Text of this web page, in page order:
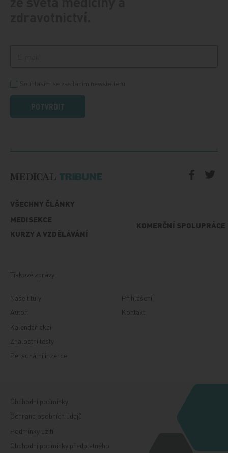
POTVRDIT
VŠECHNY ČLÁNKY
MEDISEKCE
KURZY A VZDĚLÁVÁNÍ
KOMERČNÍ SPOLUPRÁCE
Tiskové zprávy
Naše tituly
Autoři
Kalendář akcí
Znalostní testy
Personální inzerce
Přihlášení
Kontakt
Obchodní podmínky
Ochrana osobních údajů
Podmínky užití
Obchodní podmínky předplatného